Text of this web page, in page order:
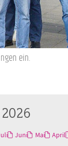
ein.
Juni Mai April